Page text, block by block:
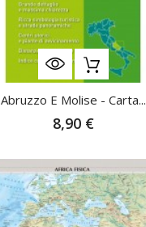
Abruzzo E Molise - Carta...
8,90 €